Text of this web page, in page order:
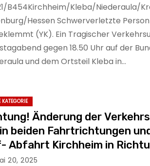
B454Kirchheim/Kleba/Niederaula/
Hessen Schwerverletzte
(YK). Ein Tragischer
gegen 18.50 Uhr auf der
und dem Ortsteil Kleba in…
KATEGORIE
Änderung der
beiden Fahrtrichtungen
Abfahrt Kirchheim in
20, 2025